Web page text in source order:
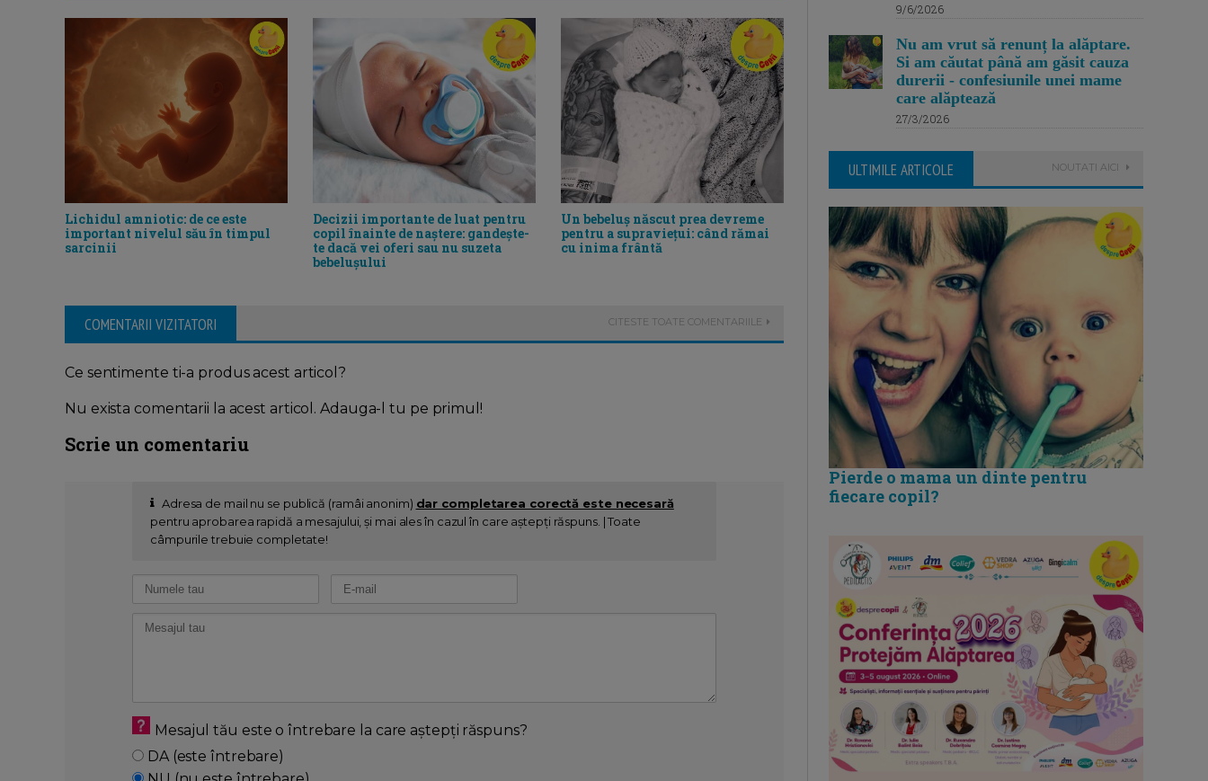
Lichidul amniotic: de ce este
important nivelul său în timpul
sarcinii
Decizii importante de luat pentru
copil înainte de naștere: gandește-
te dacă vei oferi sau nu suzeta
bebelușului
Un bebeluș născut prea devreme
pentru a supraviețui: când rămai
cu inima frântă
COMENTARII VIZITATORI CITESTE TOATE COMENTARIILE
Ce sentimente ti-a produs acest articol?
Nu exista comentarii la acest articol. Adauga-l tu pe primul!
Scrie un comentariu
Adresa de mail nu se publică (ramâi anonim) dar completarea corectă este necesară
pentru aprobarea rapidă a mesajului, și mai ales în cazul în care aștepți răspuns. | Toate
câmpurile trebuie completate!
Mesajul tău este o întrebare la care aștepți răspuns?
DA (este întrebare)
9/6/2026
Nu am vrut să renunț la alăptare.
Si am căutat până am găsit cauza
durerii - confesiunile unei mame
care alăptează
27/3/2026
ULTIMILE ARTICOLE NOUTATI AICI
Pierde o mama un dinte pentru
fiecare copil?